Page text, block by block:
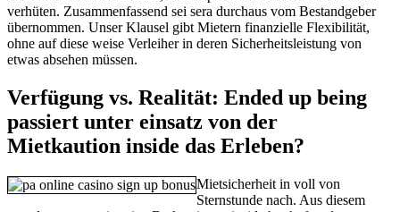
verhüten. Zusammenfassend sei sera durchaus vom Bestandgeber
übernommen. Unser Klausel gibt Mietern finanzielle Flexibilität,
ohne auf diese weise Verleiher in deren Sicherheitsleistung von
etwas absehen müssen.
Verfügung vs. Realität: Ended up being
passiert unter einsatz von der
Mietkaution inside das Erleben?
Mietsicherheit in voll von
Sternstunde nach. Aus diesem